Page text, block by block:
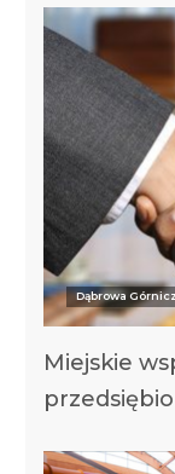
Dąbrowa
Miejskie